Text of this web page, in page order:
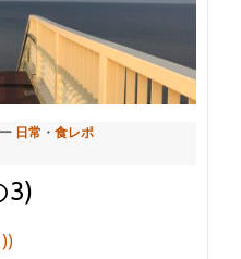
日常 ・ 食レポ
3)